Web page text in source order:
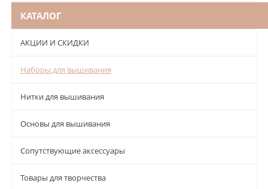
КАТАЛОГ
АКЦИИ И СКИДКИ
Наборы для вышивания
Нитки для вышивания
Основы для вышивания
Сопутствующие аксессуары
Товары для творчества